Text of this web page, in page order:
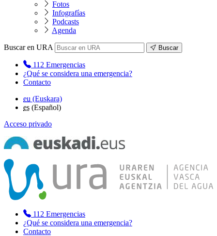
Fotos
Infografías
Podcasts
Agenda
Buscar en URA Buscar
112 Emergencias
¿Qué se considera una emergencia?
Contacto
eu (Euskara)
es (Español)
Acceso privado
112 Emergencias
¿Qué se considera una emergencia?
Contacto